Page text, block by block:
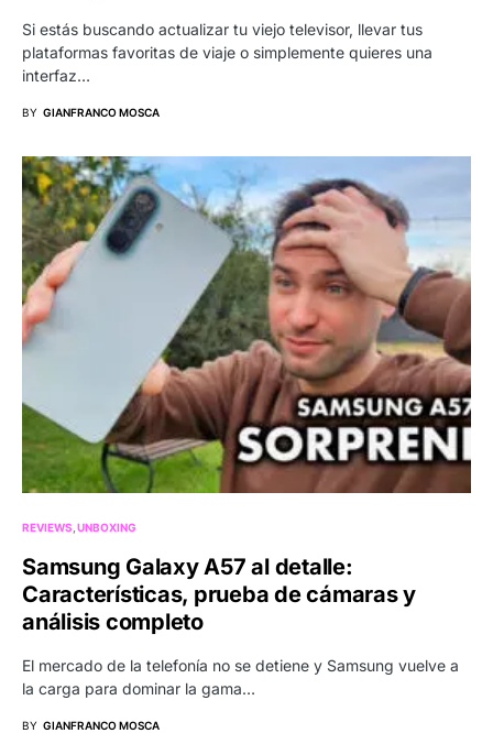
Si estás buscando actualizar tu viejo televisor, llevar tus
plataformas favoritas de viaje o simplemente quieres una
interfaz…
BY GIANFRANCO MOSCA
REVIEWS UNBOXING
Samsung Galaxy A57 al detalle:
Características, prueba de cámaras y
análisis completo
El mercado de la telefonía no se detiene y Samsung vuelve a
la carga para dominar la gama…
BY GIANFRANCO MOSCA